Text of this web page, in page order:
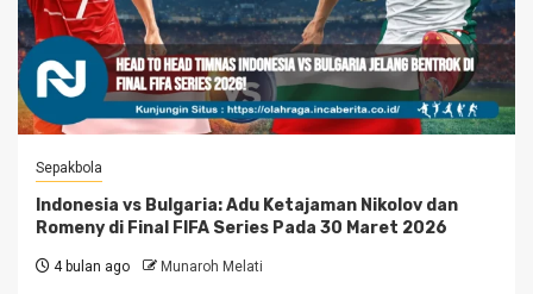
Sepakbola
Indonesia vs Bulgaria: Adu Ketajaman Nikolov dan
Romeny di Final FIFA Series Pada 30 Maret 2026
4 bulan ago Munaroh Melati